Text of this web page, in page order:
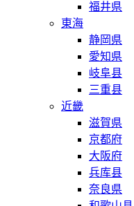
福井県
東海
静岡県
愛知県
岐阜县
三重县
近畿
滋賀県
京都府
大阪府
兵库县
奈良県